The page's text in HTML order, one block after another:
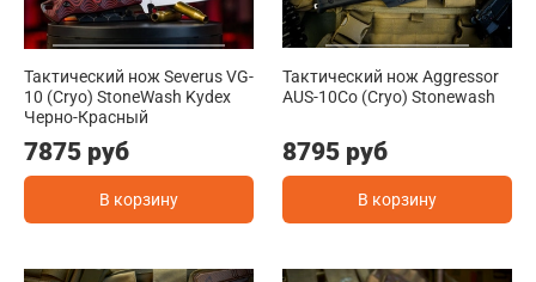
Тактический нож Severus VG-
10 (Cryo) StoneWash Kydex
Черно-Красный
7875 руб
В корзину
Тактический нож Aggressor
AUS-10Co (Cryo) Stonewash
8795 руб
В корзину